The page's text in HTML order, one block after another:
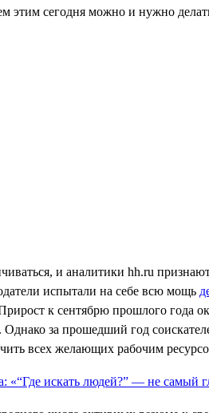
этим сегодня можно и нужно
и аналитики hh.ru
испытали на себе всю мощь
к сентябрю прошлого года
Однако за прошедший год
всех желающих рабочим